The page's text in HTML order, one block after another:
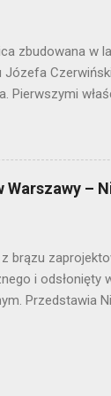
zbudowana w
Józefa
Pierwszymi
była
Elektrowni
budynek wyszedł
Warszawy –
brązu
i odsłonięty
Przedstawia
rysów